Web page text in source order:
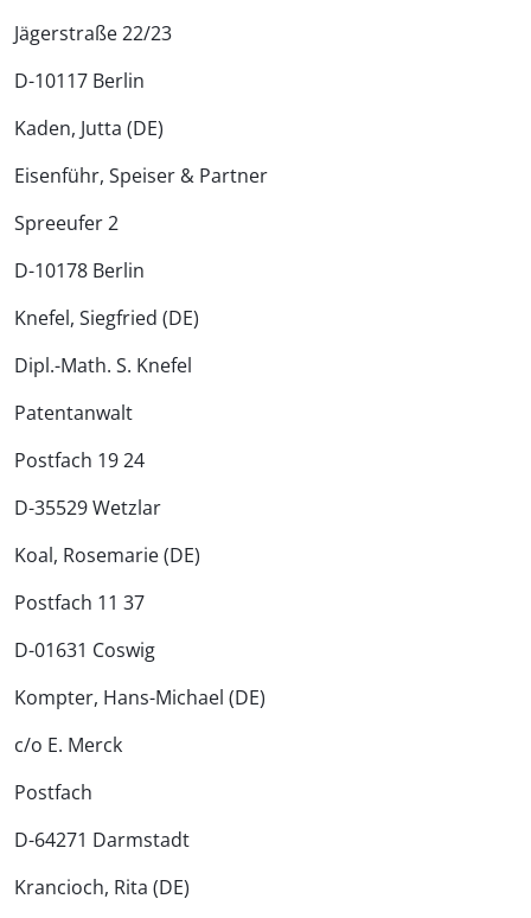
Jägerstraße 22/23
D-10117 Berlin
Kaden, Jutta (DE)
Eisenführ, Speiser & Partner
Spreeufer 2
D-10178 Berlin
Knefel, Siegfried (DE)
Dipl.-Math. S. Knefel
Patentanwalt
Postfach 19 24
D-35529 Wetzlar
Koal, Rosemarie (DE)
Postfach 11 37
D-01631 Coswig
Kompter, Hans-Michael (DE)
c/o E. Merck
Postfach
D-64271 Darmstadt
Krancioch, Rita (DE)